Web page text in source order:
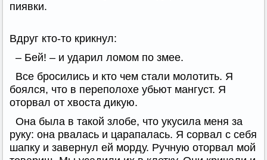
пиявки.
Вдруг кто-то крикнул:
– Бей! – и ударил ломом по змее.
Все бросились и кто чем стали молотить. Я
боялся, что в переполохе убьют мангуст. Я
оторвал от хвоста дикую.
Она была в такой злобе, что укусила меня за
руку: она рвалась и царапалась. Я сорвал с себя
шапку и завернул ей морду. Ручную оторвал мой